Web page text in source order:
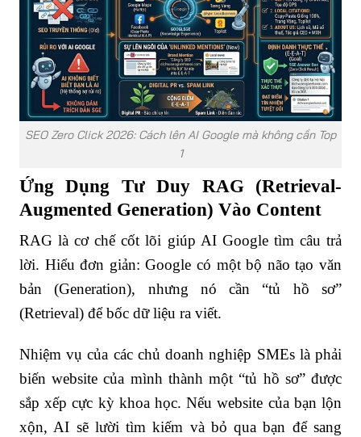
SEO Zero Click 2026: Cách lên AI Google mà không cần Top
1
Ứng Dụng Tư Duy RAG (Retrieval-
Augmented Generation) Vào Content
RAG là cơ chế cốt lõi giúp AI Google tìm câu trả
lời. Hiểu đơn giản: Google có một bộ não tạo văn
bản (Generation), nhưng nó cần “tủ hồ sơ”
(Retrieval) để bốc dữ liệu ra viết.
Nhiệm vụ của các chủ doanh nghiệp SMEs là phải
biến website của mình thành một “tủ hồ sơ” được
sắp xếp cực kỳ khoa học. Nếu website của bạn lộn
xộn, AI sẽ lười tìm kiếm và bỏ qua bạn để sang